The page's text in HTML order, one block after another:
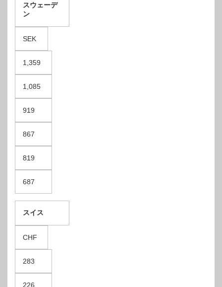
スウェーデ
ン
SEK
1,359
1,085
919
867
819
687
スイス
CHF
283
226